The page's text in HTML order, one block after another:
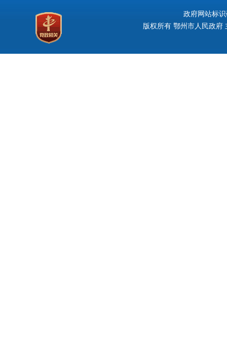
政府网站标
版权所有 鄂州市人民政府